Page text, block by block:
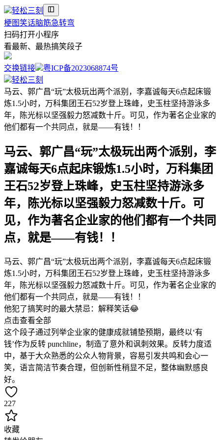
轻松三刻
梗图笑话脑筋急转弯
扫码打开小程序
看最新、最热搞笑段子
交换链接
粤ICP备2023068874号
轻松三刻
马云、郭广昌“玩”太极玩出两个派别，李嘉诚每天6点起床锻
炼1.5小时，万科集团王石52岁登上珠峰，史玉柱坚持游泳多
年，陈光标以坚强毅力怒减数十斤。可见，作为著名企业家的
他们都有一个共同点，就是——有钱！！
马云、郭广昌“玩”太极玩出两个派别，李
嘉诚每天6点起床锻炼1.5小时，万科集团
王石52岁登上珠峰，史玉柱坚持游泳多
年，陈光标以坚强毅力怒减数十斤。可
见，作为著名企业家的他们都有一个共同
点，就是——有钱！！
马云、郭广昌“玩”太极玩出两个派别，李嘉诚每天6点起床锻
炼1.5小时，万科集团王石52岁登上珠峰，史玉柱坚持游泳多
年，陈光标以坚强毅力怒减数十斤。可见，作为著名企业家的
他们都有一个共同点，就是——有钱！！
他犯了搞笑时的最大禁忌：解释笑话😂
点击查看全部
这个段子通过列举企业家的健康成就铺垫预期，最终以‘有
钱’作为反转 punchline，制造了意外和讽刺效果。反转力度适
中，基于大众熟悉的公众人物背景，容易引发共鸣和会心一
笑，语言简洁节奏合理，但创新性稍显不足，整体幽默感良
好。
227
收藏